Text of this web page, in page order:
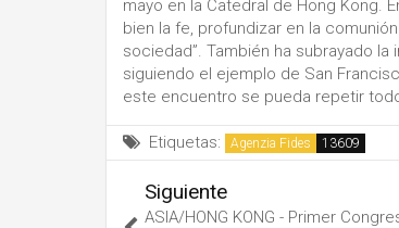
mayo en la Catedral de Hong Kong.
bien la fe, profundizar en la
sociedad”. También ha subrayado
siguiendo el ejemplo de San
este encuentro se pueda repetir
Etiquetas: Agenzia Fides
Siguiente
ASIA/HONG KONG - Primer